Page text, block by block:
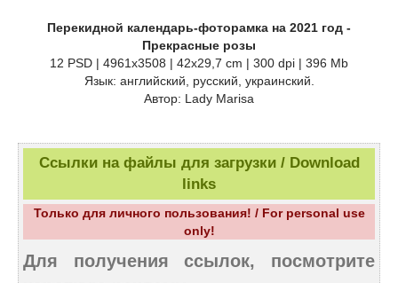
Перекидной календарь-фоторамка на 2021 год -
Прекрасные розы
12 PSD | 4961х3508 | 42х29,7 cm | 300 dpi | 396 Mb
Язык: английский, русский, украинский.
Автор: Lady Marisa
Ссылки на файлы для загрузки / Download
links
Только для личного пользования! / For personal use
only!
Для получения ссылок, посмотрите